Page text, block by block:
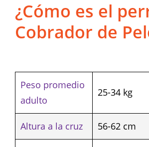
¿Cómo es el
Cobrador de
Peso promedio
adulto
25-34 kg
Altura a la cruz 56-62 cm